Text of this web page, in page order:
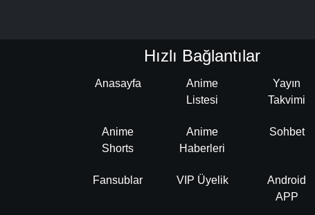
Hızlı Bağlantılar
Anasayfa
Anime
Listesi
Yayın
Takvimi
Anime
Shorts
Anime
Haberleri
Sohbet
Fansublar VIP Üyelik
Android
APP